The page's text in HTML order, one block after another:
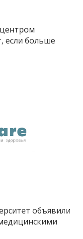
если больше
объявили